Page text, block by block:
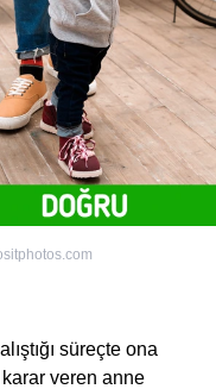
süreçte ona
veren anne